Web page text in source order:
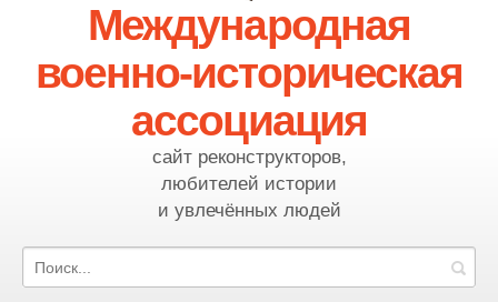
Международная
военно-историческая
ассоциация
сайт реконструкторов,
любителей истории
и увлечённых людей